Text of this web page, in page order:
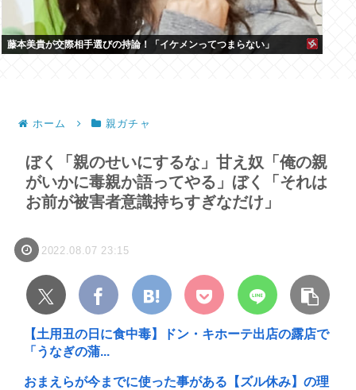
藤本美貴が交際相手選びの持論！「イケメンってつまらない」
ホーム 親ガチャ
ぼく「親のせいにするな」甘え奴「俺の親
がいかに毒親か語ってやる」ぼく「それは
お前が被害者意識持ちすぎなだけ」
2022.08.07 23:15
【土用丑の日に食中毒】ドン・キホーテ出店の露店で
「うなぎの蒲...
おまえらが今までに使った事がある【ズル休み】の理